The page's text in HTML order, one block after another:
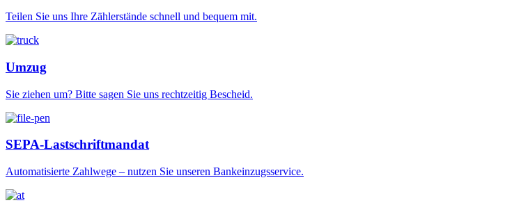
Teilen Sie uns Ihre Zählerstände schnell und bequem mit.
Umzug
Sie ziehen um? Bitte sagen Sie uns rechtzeitig Bescheid.
SEPA-Lastschriftmandat
Automatisierte Zahlwege – nutzen Sie unseren Bankeinzugsservice.